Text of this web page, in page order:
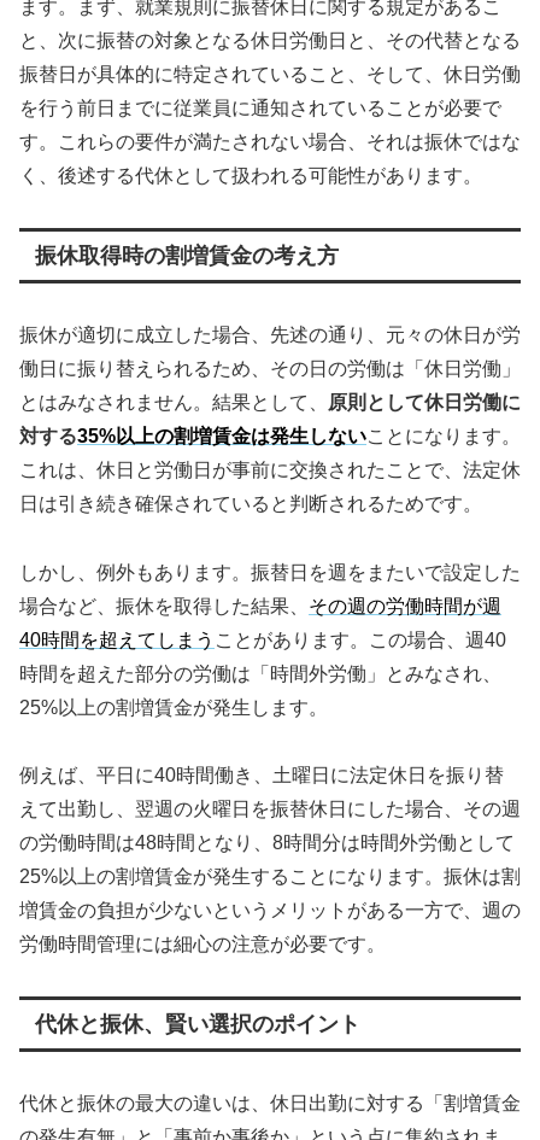
ます。まず、就業規則に振替休日に関する規定があるこ
と、次に振替の対象となる休日労働日と、その代替となる
振替日が具体的に特定されていること、そして、休日労働
を行う前日までに従業員に通知されていることが必要で
す。これらの要件が満たされない場合、それは振休ではな
く、後述する代休として扱われる可能性があります。
振休取得時の割増賃金の考え方
振休が適切に成立した場合、先述の通り、元々の休日が労
働日に振り替えられるため、その日の労働は「休日労働」
とはみなされません。結果として、
原則として休日労働に
対する35%以上の割増賃金は発生しないことになります。
これは、休日と労働日が事前に交換されたことで、法定休
日は引き続き確保されていると判断されるためです。
しかし、例外もあります。振替日を週をまたいで設定した
場合など、振休を取得した結果、 その週の労働時間が週
40時間を超えてしまう ことがあります。この場合、週40
時間を超えた部分の労働は「時間外労働」とみなされ、
25%以上の割増賃金が発生します。
例えば、平日に40時間働き、土曜日に法定休日を振り替
えて出勤し、翌週の火曜日を振替休日にした場合、その週
の労働時間は48時間となり、8時間分は時間外労働として
25%以上の割増賃金が発生することになります。振休は割
増賃金の負担が少ないというメリットがある一方で、週の
労働時間管理には細心の注意が必要です。
代休と振休、賢い選択のポイント
代休と振休の最大の違いは、休日出勤に対する「割増賃金